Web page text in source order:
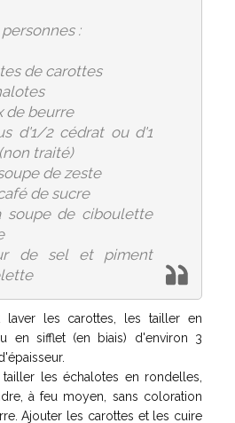
:
de carottes
de beurre
d'1/2 cédrat ou d'1
traité)
de zeste
de sucre
soupe de ciboulette
de sel et piment
laver les carottes, les tailler en
en sifflet (en biais) d'environ 3
les échalotes en rondelles,
à feu moyen, sans coloration
Ajouter les carottes et les cuire